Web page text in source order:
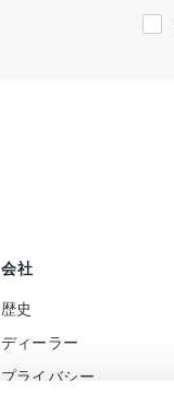
会社
歴史
ディーラー
プライバシー